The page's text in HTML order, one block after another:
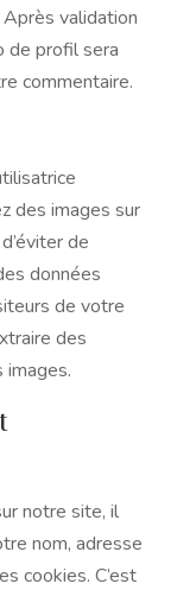
validation
de profil sera
commentaire.
des images sur
de
données
de votre
des
images.
notre site, il
nom, adresse
cookies. C’est